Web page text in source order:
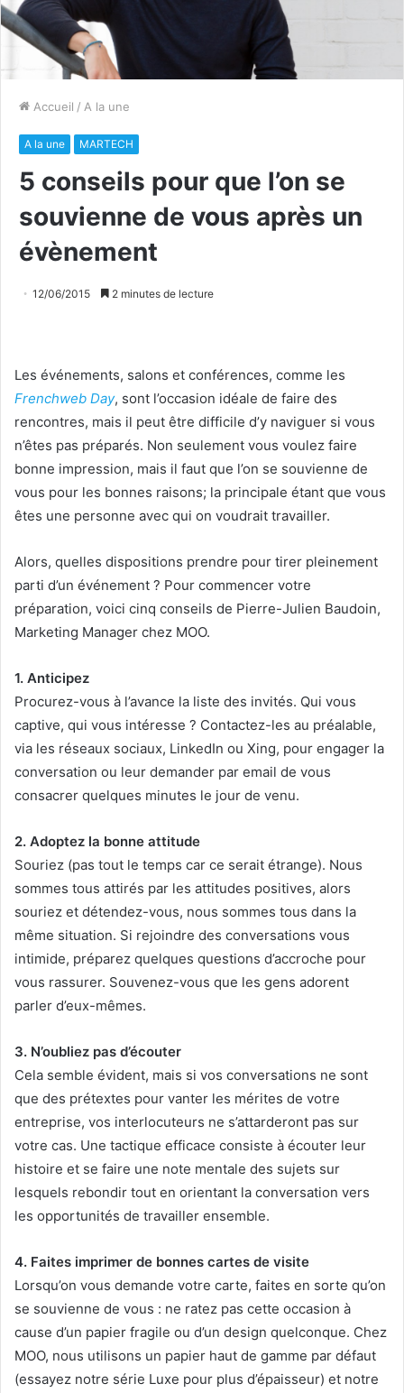
Accueil / A la une
A la une MARTECH
5 conseils pour que l’on se
souvienne de vous après un
évènement
12/06/2015 2 minutes de lecture
Les événements, salons et conférences, comme les
Frenchweb Day, sont l’occasion idéale de faire des
rencontres, mais il peut être difficile d’y naviguer si vous
n’êtes pas préparés. Non seulement vous voulez faire
bonne impression, mais il faut que l’on se souvienne de
vous pour les bonnes raisons; la principale étant que vous
êtes une personne avec qui on voudrait travailler.
Alors, quelles dispositions prendre pour tirer pleinement
parti d’un événement ? Pour commencer votre
préparation, voici cinq conseils de Pierre-Julien Baudoin,
Marketing Manager chez MOO.
1. Anticipez
Procurez-vous à l’avance la liste des invités. Qui vous
captive, qui vous intéresse ? Contactez-les au préalable,
via les réseaux sociaux, LinkedIn ou Xing, pour engager la
conversation ou leur demander par email de vous
consacrer quelques minutes le jour de venu.
2. Adoptez la bonne attitude
Souriez (pas tout le temps car ce serait étrange). Nous
sommes tous attirés par les attitudes positives, alors
souriez et détendez-vous, nous sommes tous dans la
même situation. Si rejoindre des conversations vous
intimide, préparez quelques questions d’accroche pour
vous rassurer. Souvenez-vous que les gens adorent
parler d’eux-mêmes.
3. N’oubliez pas d’écouter
Cela semble évident, mais si vos conversations ne sont
que des prétextes pour vanter les mérites de votre
entreprise, vos interlocuteurs ne s’attarderont pas sur
votre cas. Une tactique efficace consiste à écouter leur
histoire et se faire une note mentale des sujets sur
lesquels rebondir tout en orientant la conversation vers
les opportunités de travailler ensemble.
4. Faites imprimer de bonnes cartes de visite
Lorsqu’on vous demande votre carte, faites en sorte qu’on
se souvienne de vous : ne ratez pas cette occasion à
cause d’un papier fragile ou d’un design quelconque. Chez
MOO, nous utilisons un papier haut de gamme par défaut
(essayez notre série Luxe pour plus d’épaisseur) et notre